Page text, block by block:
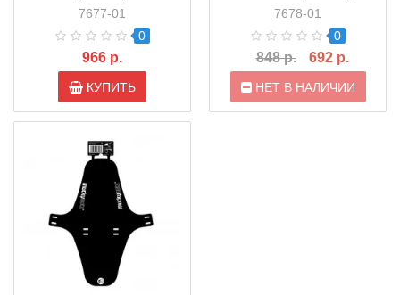
7677-01
0
966 р.
КУПИТЬ
7678-01
0
848 р. 692 р.
НЕТ В НАЛИЧИИ